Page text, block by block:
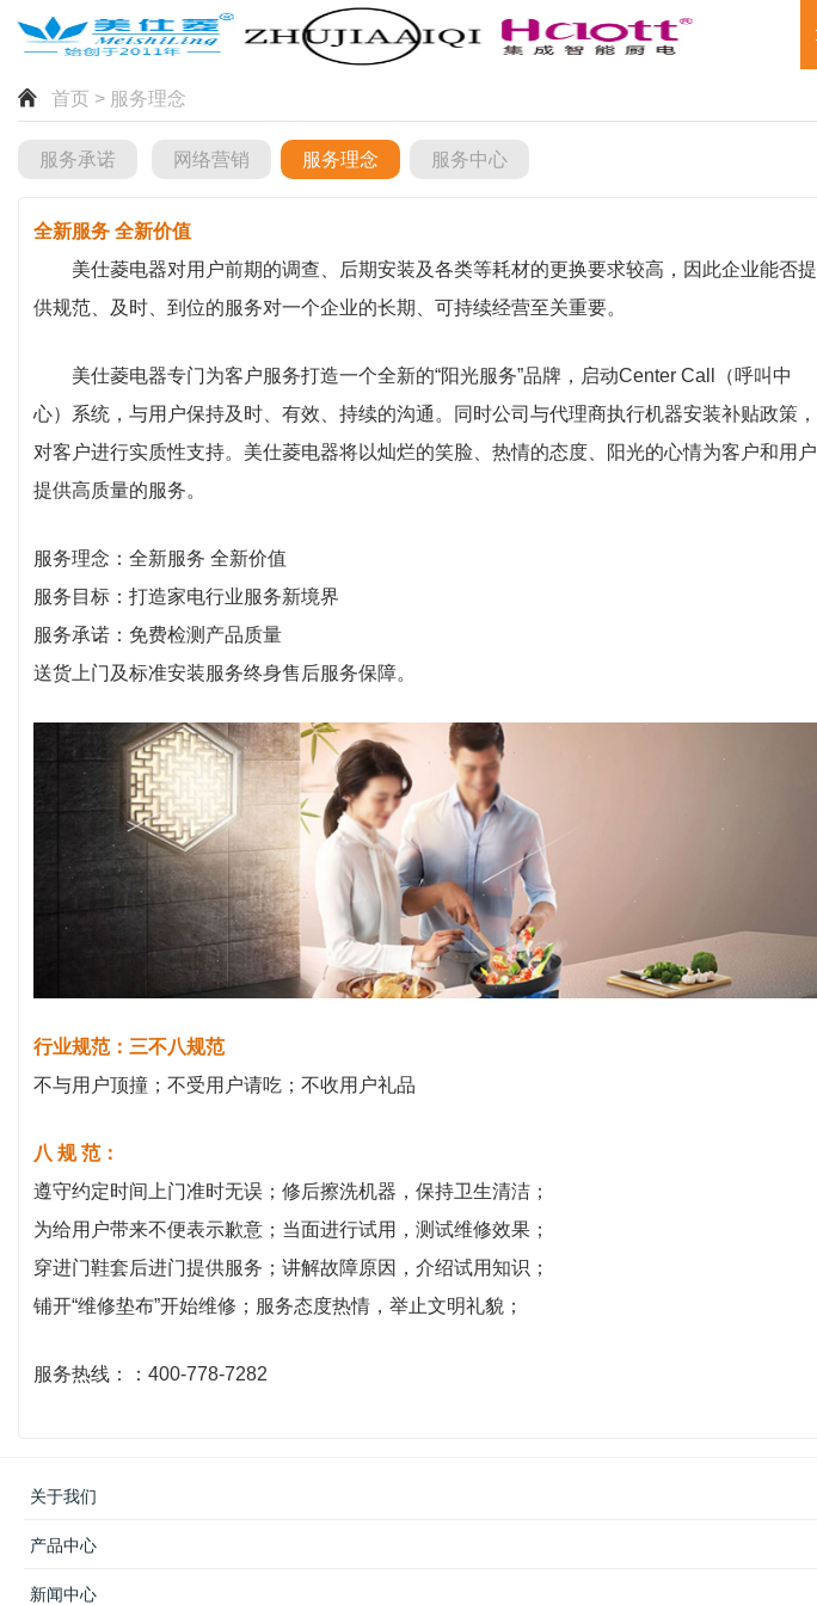
首页 > 服务理念
服务承诺 网络营销 服务理念 服务中心
全新服务 全新价值
美仕菱电器对用户前期的调查、后期安装及各类等耗材的更换要求较高，因此企业能否提
供规范、及时、到位的服务对一个企业的长期、可持续经营至关重要。
美仕菱电器专门为客户服务打造一个全新的“阳光服务”品牌，启动Center Call（呼叫中
心）系统，与用户保持及时、有效、持续的沟通。同时公司与代理商执行机器安装补贴政策，
对客户进行实质性支持。美仕菱电器将以灿烂的笑脸、热情的态度、阳光的心情为客户和用户
提供高质量的服务。
服务理念：全新服务 全新价值
服务目标：打造家电行业服务新境界
服务承诺：免费检测产品质量
送货上门及标准安装服务终身售后服务保障。
行业规范：三不八规范
不与用户顶撞；不受用户请吃；不收用户礼品
八 规 范：
遵守约定时间上门准时无误；修后擦洗机器，保持卫生清洁；
为给用户带来不便表示歉意；当面进行试用，测试维修效果；
穿进门鞋套后进门提供服务；讲解故障原因，介绍试用知识；
铺开“维修垫布”开始维修；服务态度热情，举止文明礼貌；
服务热线：：400-778-7282
关于我们
产品中心
新闻中心